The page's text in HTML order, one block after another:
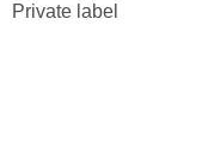
Private label